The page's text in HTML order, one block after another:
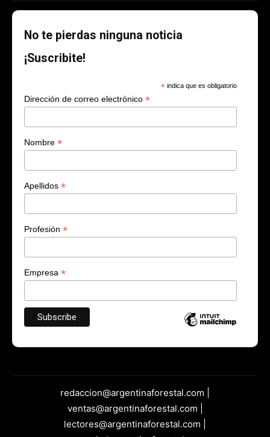
No te pierdas ninguna noticia
¡Suscribite!
* indica que es obligatorio
Dirección de correo electrónico *
Nombre *
Apellidos *
Profesión *
Empresa *
redaccion@argentinaforestal.com |
ventas@argentinaforestal.com |
lectores@argentinaforestal.com |